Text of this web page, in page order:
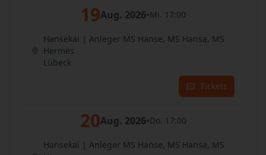
19Aug. 2026•Mi. 17:00
Hansekai | Anleger MS Hanse, MS Hansa, MS
Hermes
Lübeck
Tickets
20Aug. 2026•Do. 17:00
Hansekai | Anleger MS Hanse, MS Hansa, MS